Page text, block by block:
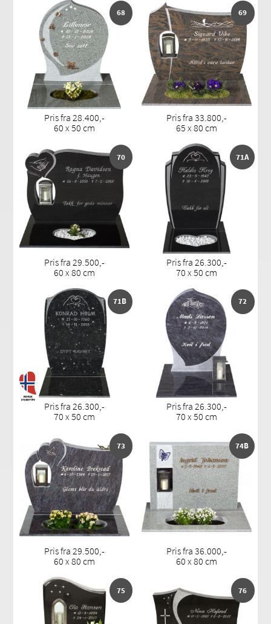
68
Pris fra 28.400,-
60 x 50 cm
69
Pris fra 33.800,-
65 x 80 cm
70
Pris fra 29.500,-
60 x 80 cm
71A
Pris fra 26.300,-
70 x 50 cm
71B
Pris fra 26.300,-
70 x 50 cm
72
Pris fra 26.300,-
70 x 50 cm
73
Pris fra 29.500,-
60 x 80 cm
74B
Pris fra 36.000,-
60 x 80 cm
75 76